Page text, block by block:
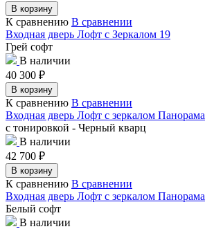
В корзину
К сравнению В сравнении
Входная дверь Лофт с Зеркалом 19
Грей софт
В наличии
40 300 ₽
В корзину
К сравнению В сравнении
Входная дверь Лофт с зеркалом Панорама
с тонировкой - Черный кварц
В наличии
42 700 ₽
В корзину
К сравнению В сравнении
Входная дверь Лофт с зеркалом Панорама
Белый софт
В наличии